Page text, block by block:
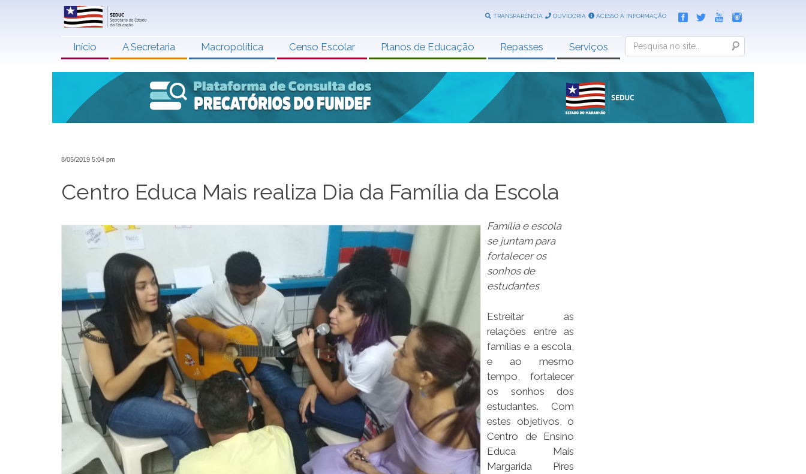
TRANSPARÊNCIA OUVIDORIA ACESSO A INFORMAÇÃO
Início A Secretaria Macropolítica Censo Escolar Planos de Educação Repasses Serviços Search
8/05/2019 5:04 pm
Centro Educa Mais realiza Dia da Família da Escola
Família e escola
se juntam para
fortalecer os
sonhos de
estudantes
Estreitar as
relações entre as
famílias e a escola,
e ao mesmo
tempo, fortalecer
os sonhos dos
estudantes. Com
estes objetivos, o
Centro de Ensino
Educa Mais
Margarida Pires